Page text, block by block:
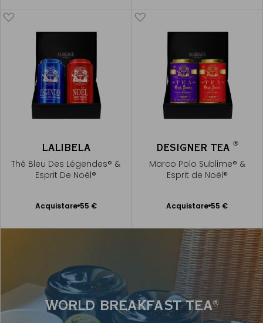
LALIBELA
Thé Bleu Des Légendes® &
Esprit De Noël®
Acquistare 55 €
Aggiungere
DESIGNER TEA ®
Marco Polo Sublime® &
Esprit de Noël®
Acquistare 55 €
Aggiungere
WORLD BREAKFAST TEA®